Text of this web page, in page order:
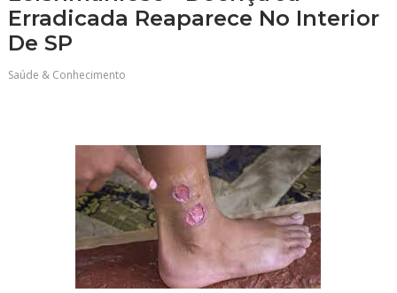
Erradicada Reaparece No Interior
De SP
Saúde & Conhecimento